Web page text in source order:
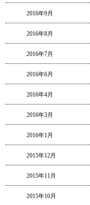
2016年9月
2016年8月
2016年7月
2016年6月
2016年4月
2016年3月
2016年1月
2015年12月
2015年11月
2015年10月